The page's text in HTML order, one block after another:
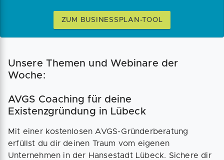
ZUM BUSINESSPLAN-TOOL
Unsere Themen und Webinare der
Woche:
AVGS Coaching für deine
Existenzgründung in Lübeck
Mit einer kostenlosen AVGS-Gründerberatung
erfüllst du dir deinen Traum vom eigenen
Unternehmen in der Hansestadt Lübeck. Sichere dir